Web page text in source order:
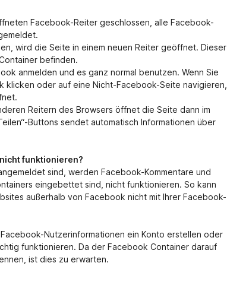
Facebook-Reiter geschlossen, alle Facebook-
wird die Seite in einem neuen Reiter geöffnet. Dieser
befinden.
anmelden und es ganz normal benutzen. Wenn Sie
klicken oder auf eine Nicht-Facebook-Seite navigieren,
Reitern des Browsers öffnet die Seite dann im
Buttons sendet automatisch Informationen über
funktionieren?
sind, werden Facebook-Kommentare und
eingebettet sind, nicht funktionieren. So kann
außerhalb von Facebook nicht mit Ihrer Facebook-
Nutzerinformationen ein Konto erstellen oder
funktionieren. Da der Facebook Container darauf
ist dies zu erwarten.